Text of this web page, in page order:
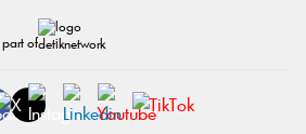
part of